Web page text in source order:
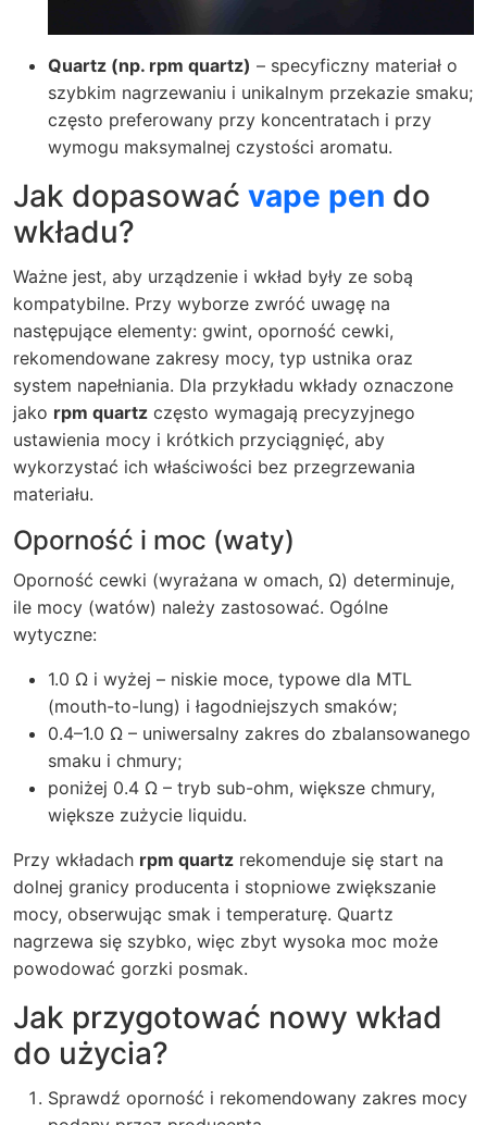
Quartz (np. rpm quartz) – specyficzny materiał o
szybkim nagrzewaniu i unikalnym przekazie smaku;
często preferowany przy koncentratach i przy
wymogu maksymalnej czystości aromatu.
Jak dopasować vape pen do
wkładu?
Ważne jest, aby urządzenie i wkład były ze sobą
kompatybilne. Przy wyborze zwróć uwagę na
następujące elementy: gwint, oporność cewki,
rekomendowane zakresy mocy, typ ustnika oraz
system napełniania. Dla przykładu wkłady oznaczone
jako rpm quartz często wymagają precyzyjnego
ustawienia mocy i krótkich przyciągnięć, aby
wykorzystać ich właściwości bez przegrzewania
materiału.
Oporność i moc (waty)
Oporność cewki (wyrażana w omach, Ω) determinuje,
ile mocy (watów) należy zastosować. Ogólne
wytyczne:
1.0 Ω i wyżej – niskie moce, typowe dla MTL
(mouth-to-lung) i łagodniejszych smaków;
0.4–1.0 Ω – uniwersalny zakres do zbalansowanego
smaku i chmury;
poniżej 0.4 Ω – tryb sub-ohm, większe chmury,
większe zużycie liquidu.
Przy wkładach rpm quartz rekomenduje się start na
dolnej granicy producenta i stopniowe zwiększanie
mocy, obserwując smak i temperaturę. Quartz
nagrzewa się szybko, więc zbyt wysoka moc może
powodować gorzki posmak.
Jak przygotować nowy wkład
do użycia?
Sprawdź oporność i rekomendowany zakres mocy